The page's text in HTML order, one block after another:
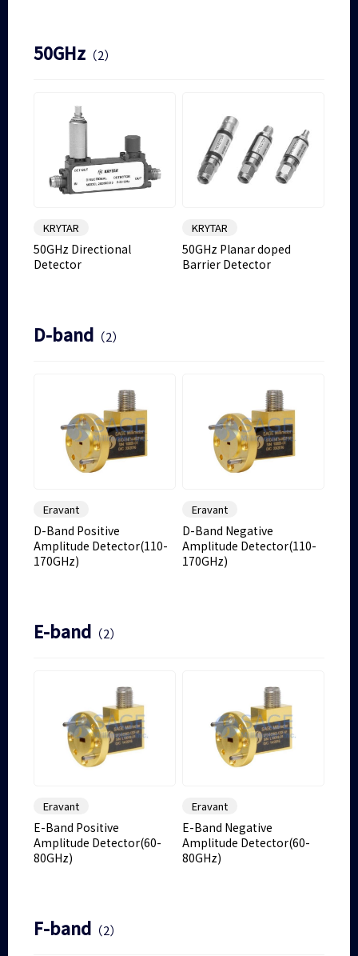
50GHz （2）
KRYTAR
50GHz Directional
Detector
KRYTAR
50GHz Planar doped
Barrier Detector
D-band （2）
Eravant
D-Band Positive
Amplitude Detector(110-
170GHz)
Eravant
D-Band Negative
Amplitude Detector(110-
170GHz)
E-band （2）
Eravant
E-Band Positive
Amplitude Detector(60-
80GHz)
Eravant
E-Band Negative
Amplitude Detector(60-
80GHz)
F-band （2）